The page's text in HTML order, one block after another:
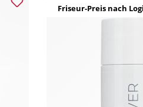
Friseur-Preis nach